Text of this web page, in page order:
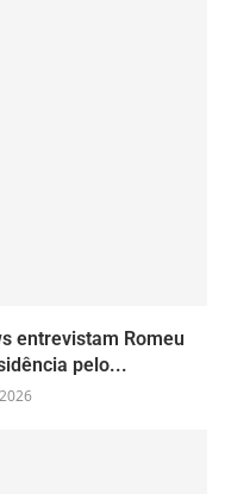
entrevistam Romeu
pelo...